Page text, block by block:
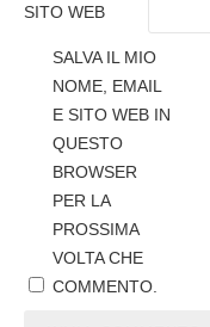
SITO WEB
SALVA IL MIO
NOME, EMAIL
E SITO WEB IN
QUESTO
BROWSER
PER LA
PROSSIMA
VOLTA CHE
COMMENTO.